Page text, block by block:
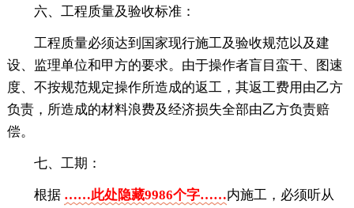
六、工程质量及验收标准：
工程质量必须达到国家现行施工及验收规范以及建
设、监理单位和甲方的要求。由于操作者盲目蛮干、图速
度、不按规范规定操作所造成的返工，其返工费用由乙方
负责，所造成的材料浪费及经济损失全部由乙方负责赔
偿。
七、工期：
根据 ……此处隐藏9986个字……内施工，必须听从